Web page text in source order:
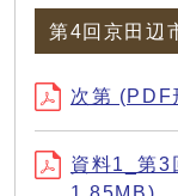
第4回京田辺
次第 (PDF
資料1_第3